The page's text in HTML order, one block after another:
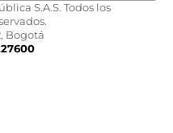
S.A.S. Todos los
Bogotá